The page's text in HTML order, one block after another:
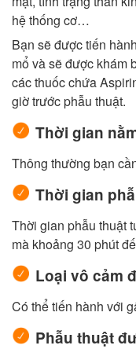
hệ thống cơ…
Bạn sẽ được tiến
mổ và sẽ được khám
các thuốc chứa
giờ trước phẫu thuật.
Thời gian
Thông thường bạn
Thời gian
Thời gian phẫu thuật
mà khoảng 30 phút
Loại vô cảm
Có thể tiến hành với
Phẫu thuật